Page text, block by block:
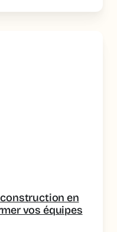
construction en
vos équipes